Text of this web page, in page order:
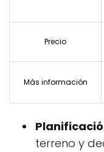
Precio
Más información
terreno y